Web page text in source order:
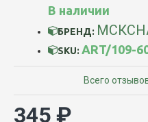
В наличии
БРЕНД:
SKU: ART/109-
Всего
345 ₽